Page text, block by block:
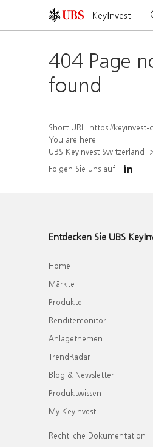
KeyInvest
404 Page
found
Short URL: https://keyinvest-ch.ubs.com/
You are here:
UBS KeyInvest Switzerland
Folgen Sie uns auf
Entdecken Sie UBS
Home
Märkte
Produkte
Renditemonitor
Anlagethemen
TrendRadar
Blog & Newsletter
Produktwissen
My KeyInvest
Rechtliche Dokumentation